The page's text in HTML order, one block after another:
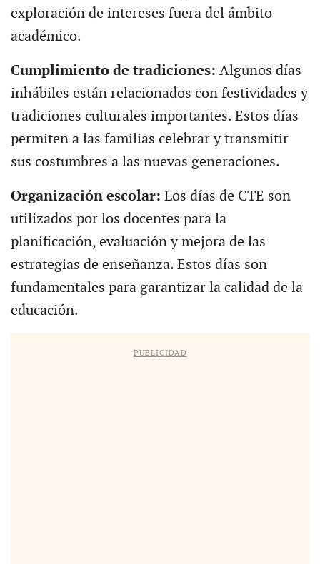
exploración de intereses fuera del ámbito
académico.
Cumplimiento de tradiciones: Algunos días
inhábiles están relacionados con festividades y
tradiciones culturales importantes. Estos días
permiten a las familias celebrar y transmitir
sus costumbres a las nuevas generaciones.
Organización escolar: Los días de CTE son
utilizados por los docentes para la
planificación, evaluación y mejora de las
estrategias de enseñanza. Estos días son
fundamentales para garantizar la calidad de la
educación.
PUBLICIDAD